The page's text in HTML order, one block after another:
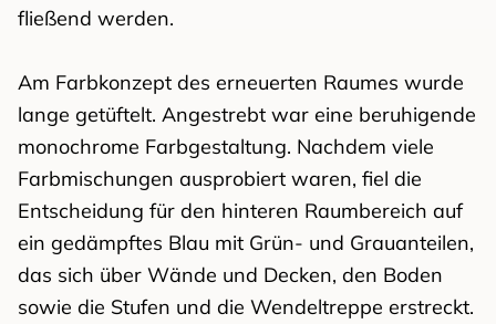
fließend werden.
Am Farbkonzept des erneuerten Raumes wurde
lange getüftelt. Angestrebt war eine beruhigende
monochrome Farbgestaltung. Nachdem viele
Farbmischungen ausprobiert waren, fiel die
Entscheidung für den hinteren Raumbereich auf
ein gedämpftes Blau mit Grün- und Grauanteilen,
das sich über Wände und Decken, den Boden
sowie die Stufen und die Wendeltreppe erstreckt.